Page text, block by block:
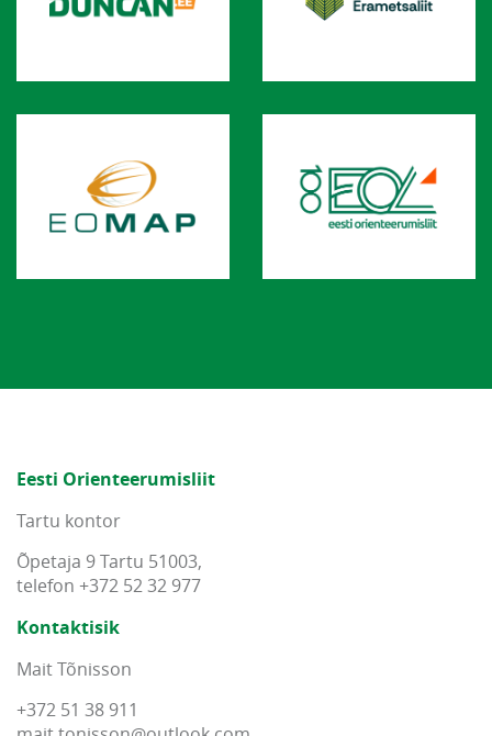
Eesti Orienteerumisliit
Tartu kontor
Õpetaja 9 Tartu 51003,
telefon +372 52 32 977
Kontaktisik
Mait Tõnisson
+372 51 38 911